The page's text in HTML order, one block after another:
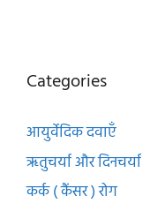
Categories
आयुर्वेदिक दवाएँ
ऋतुचर्या और दिनचर्या
कर्क ( कैंसर ) रोग